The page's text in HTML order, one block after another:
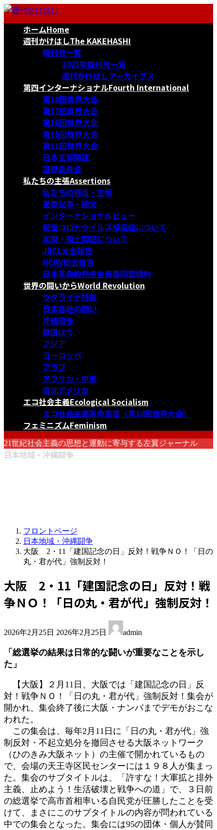
コ
ナ
ホームHome
週刊かけはしThe KAKEHASHI
既刊号一覧
2021年既刊号一覧
週刊かけはしアーカイブス
第四インターナショナルFourth International
第18回世界大会
第17回世界大会
第16回世界大会
第15回世界大会
第11回世界大会
日本支部関連
国際委員会
私たちの主張Assertions
私たちの視点・主張
重要記事・論文
インターナショナルビュー
新型コロナウイルス感染症について
尖閣・領土問題について
JRCL大会報告
NCIW総会報告
日本革命的共産主義者同盟規約
世界の闘いからWorld Revolution
ウクライナ特集
日本各地の闘い
沖縄闘争
韓国は今
アジア
ヨーロッパ
アラブ
アフリカ・中東
南北アメリカ
エコ社会主義Ecological Socialism
エコ社会主義革命宣言〈第18回世界大会〉
フェミニズムFeminism
21世紀社会主義の思想と運動に寄与する左翼ジャーナル
日本地域・沖縄闘争
フロントページ
日本地域・沖縄闘争
大阪 2・11「建国記念の日」反対！戦争ＮＯ！「日の
丸・君が代」強制反対！
大阪 2・11「建国記念の日」反対！戦
争ＮＯ！「日の丸・君が代」強制反対！
2026年2月25日 終
新
2026年2月25日 admin
「総選挙の結果は日常的な闘いが重要なことを示し
た」
【大阪】２月11日、大阪では「建国記念の日」反
対！戦争ＮＯ！「日の丸・君が代」強制反対！集会が
開かれ、集会終了後に大阪・ナンバまでデモがおこな
われた。
この集会は、毎年2月11日に「日の丸・君が代」強
制反対・不起立処分を撤回させる大阪ネットワーク
（ひのきみ大阪ネット）の主催で開かれているもの
で、会場の天王寺区民センターには１９８人が集まっ
た。集会のサブタイトルは、「許すな！大軍拡と排外
主義、止めよう！生活破壊と戦争への道」で、３日前
の総選挙で高市首相率いる自民党が圧勝したことを受
けて、まさにこのサブタイトルの内容が問われている
中での集会となった。集会には95の団体・個人が賛同